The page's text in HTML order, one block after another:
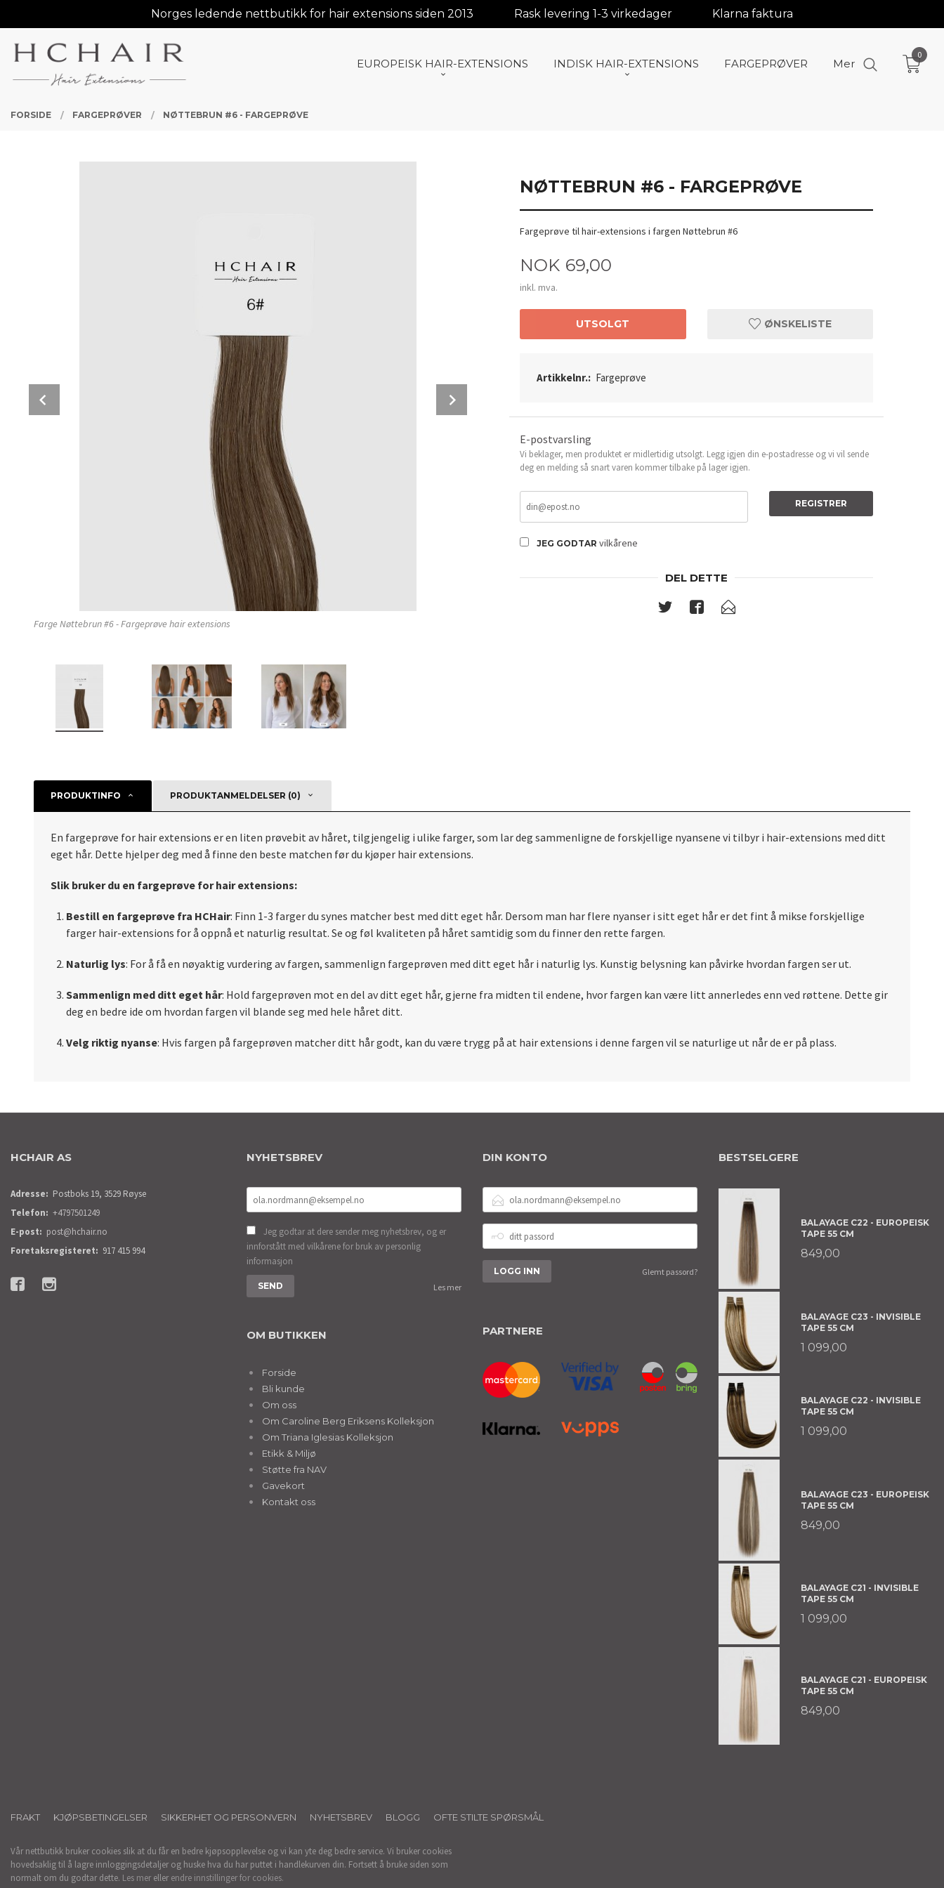
til
innholdet
Norges ledende nettbutikk for hair extensions siden 2013 Rask levering 1-3 virkedager Klarna faktura
PRODUKTER
EUROPEISK HAIR-EXTENSIONS INDISK HAIR-EXTENSIONS FARGEPRØVER Mer
0
FORSIDE FARGEPRØVER NØTTEBRUN #6 - FARGEPRØVE
Farge Nøttebrun #6 - Fargeprøve hair extensions
Farge Nøttebrun #6
NØTTEBRUN #6 - FARGEPRØVE
Fargeprøve til hair-extensions i fargen Nøttebrun #6
Pris
NOK 69,00
inkl. mva.
UTSOLGT ØNSKELISTE
Artikkelnr.: Fargeprøve
E-postvarsling
Vi beklager, men produktet er midlertidig utsolgt. Legg igjen din e-postadresse og vi vil sende
deg en melding så snart varen kommer tilbake på lager igjen.
JEG GODTAR vilkårene
REGISTRER
DEL DETTE
PRODUKTINFO PRODUKTANMELDELSER (0)
En fargeprøve for hair extensions er en liten prøvebit av håret, tilgjengelig i ulike farger, som lar deg sammenligne de forskjellige nyansene vi tilbyr i hair-extensions med ditt
eget hår. Dette hjelper deg med å finne den beste matchen før du kjøper hair extensions.
Slik bruker du en fargeprøve for hair extensions:
Bestill en fargeprøve fra HCHair: Finn 1-3 farger du synes matcher best med ditt eget hår. Dersom man har flere nyanser i sitt eget hår er det fint å mikse forskjellige
farger hair-extensions for å oppnå et naturlig resultat. Se og føl kvaliteten på håret samtidig som du finner den rette fargen.
Naturlig lys: For å få en nøyaktig vurdering av fargen, sammenlign fargeprøven med ditt eget hår i naturlig lys. Kunstig belysning kan påvirke hvordan fargen ser ut.
Sammenlign med ditt eget hår: Hold fargeprøven mot en del av ditt eget hår, gjerne fra midten til endene, hvor fargen kan være litt annerledes enn ved røttene. Dette gir
deg en bedre ide om hvordan fargen vil blande seg med hele håret ditt.
Velg riktig nyanse: Hvis fargen på fargeprøven matcher ditt hår godt, kan du være trygg på at hair extensions i denne fargen vil se naturlige ut når de er på plass.
HCHAIR AS
Adresse: Postboks 19, 3529 Røyse
Telefon: +4797501249
E-post: post@hchair.no
Foretaksregisteret: 917 415 994
NYHETSBREV
Jeg godtar at dere sender meg nyhetsbrev, og er
innforstått med vilkårene for bruk av personlig
informasjon
Les mer
OM BUTIKKEN
Forside
Bli kunde
Om oss
Om Caroline Berg Eriksens Kolleksjon
Om Triana Iglesias Kolleksjon
Etikk & Miljø
Støtte fra NAV
Gavekort
Kontakt oss
DIN KONTO
POSTADRESSE
PASSORD
Glemt passord?
PARTNERE
BESTSELGERE
BALAYAGE C22 - EUROPEISK
TAPE 55 CM
849,00
BALAYAGE C23 - INVISIBLE
TAPE 55 CM
1 099,00
BALAYAGE C22 - INVISIBLE
TAPE 55 CM
1 099,00
BALAYAGE C23 - EUROPEISK
TAPE 55 CM
849,00
BALAYAGE C21 - INVISIBLE
TAPE 55 CM
1 099,00
BALAYAGE C21 - EUROPEISK
TAPE 55 CM
849,00
FRAKT KJØPSBETINGELSER SIKKERHET OG PERSONVERN NYHETSBREV BLOGG OFTE STILTE SPØRSMÅL
Vår nettbutikk bruker cookies slik at du får en bedre kjøpsopplevelse og vi kan yte deg bedre service. Vi bruker cookies
hovedsaklig til å lagre innloggingsdetaljer og huske hva du har puttet i handlekurven din. Fortsett å bruke siden som
normalt om du godtar dette. Les mer eller endre innstillinger for cookies.